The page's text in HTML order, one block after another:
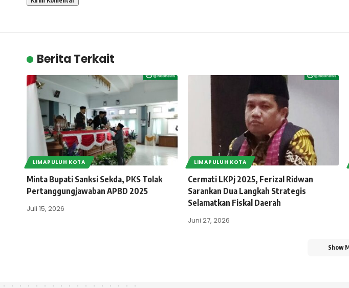
Berita Terkait
LIMAPULUH KOTA
Minta Bupati Sanksi Sekda, PKS Tolak
Pertanggungjawaban APBD 2025
Juli 15, 2026
LIMAPULUH KOTA
Cermati LKPj 2025, Ferizal Ridwan
Sarankan Dua Langkah Strategis
Selamatkan Fiskal Daerah
Juni 27, 2026
Show